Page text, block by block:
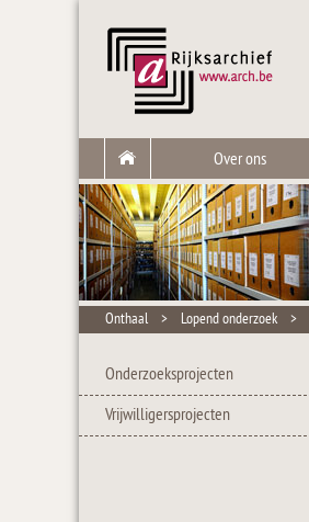
Over ons
Onthaal > Lopend onderzoek >
Onderzoeksprojecten
Vrijwilligersprojecten